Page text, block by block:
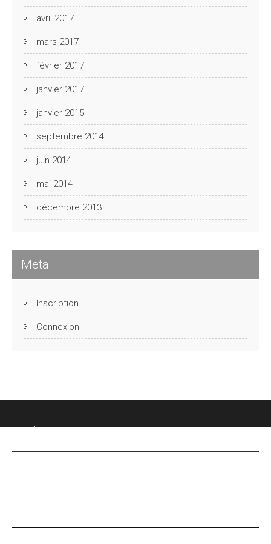
avril 2017
mars 2017
février 2017
janvier 2017
janvier 2015
septembre 2014
juin 2014
mai 2014
décembre 2013
Meta
Inscription
Connexion